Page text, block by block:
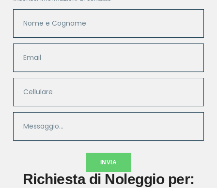
INVIA
Richiesta di Noleggio per: